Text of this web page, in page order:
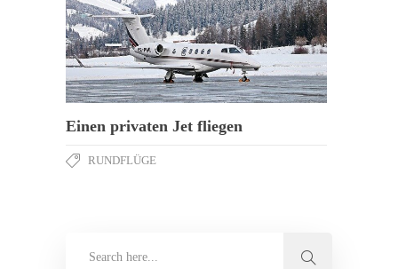
Einen privaten Jet fliegen
RUNDFLÜGE